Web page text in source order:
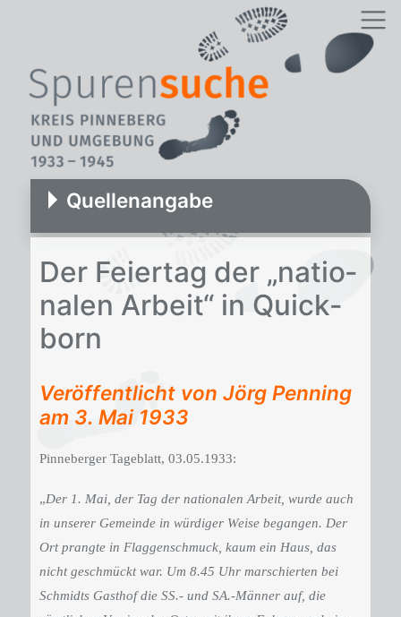
Quellenangabe
Der Fei­er­tag der „na­tio­
na­len Ar­beit“ in Quick­
born
Veröffentlicht von Jörg Penning
am 3. Mai 1933
Pinneberger Tageblatt, 03.05.1933:
„Der 1. Mai, der Tag der nationalen Arbeit, wurde auch
in unserer Gemeinde in würdiger Weise begangen. Der
Ort prangte in Flaggenschmuck, kaum ein Haus, das
nicht geschmückt war. Um 8.45 Uhr marschierten bei
Schmidts Gasthof die SS.- und SA.-Männer auf, die